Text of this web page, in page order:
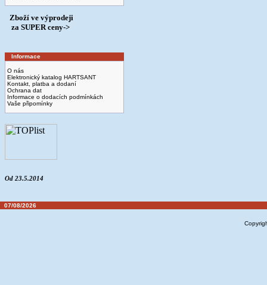
Zboží ve výprodeji
­ za SUPER ceny->
Informace
O nás
Elektronický katalog HARTSANT
Kontakt, platba a dodaní
Ochrana dat
Informace o dodacích podmínkách
Vaše připomínky
Od 23.5.2014
07/08/2026